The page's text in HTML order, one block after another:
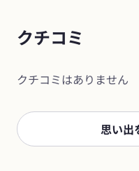
クチコミ
クチコミはありません
思い出